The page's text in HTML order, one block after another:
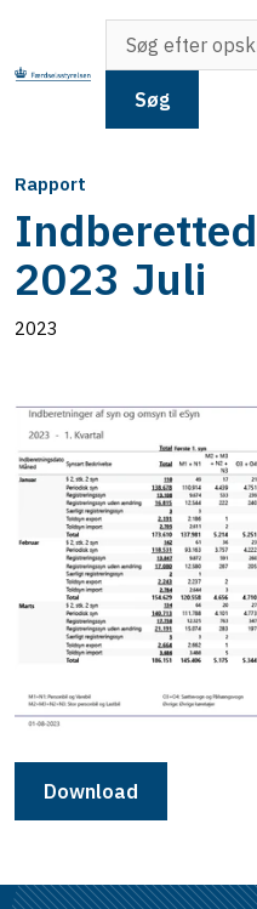
Søg
Rapport
2023 Juli
2023
Download